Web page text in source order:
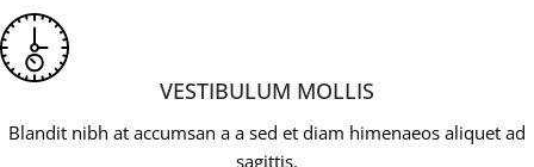
VESTIBULUM MOLLIS
Blandit nibh at accumsan a a sed et diam himenaeos aliquet ad
sagittis.